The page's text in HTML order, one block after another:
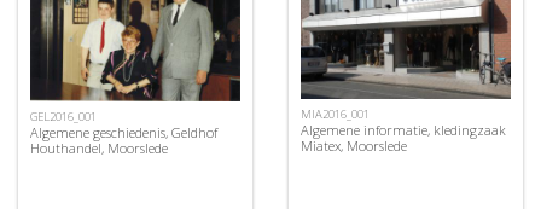
GEL2016_001
Algemene geschiedenis, Geldhof
Houthandel, Moorslede
MIA2016_001
Algemene informatie, kledingzaak
Miatex, Moorslede